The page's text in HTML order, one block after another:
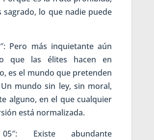
sagrado, lo que nadie puede
Pero más inquietante aún
que las élites hacen en
es el mundo que pretenden
mundo sin ley, sin moral,
alguno, en el que cualquier
está normalizada.
Existe abundante